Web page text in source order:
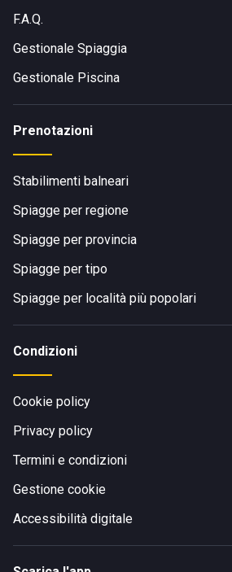
F.A.Q.
Gestionale Spiaggia
Gestionale Piscina
Prenotazioni
Stabilimenti balneari
Spiagge per regione
Spiagge per provincia
Spiagge per tipo
Spiagge per località più popolari
Condizioni
Cookie policy
Privacy policy
Termini e condizioni
Gestione cookie
Accessibilità digitale